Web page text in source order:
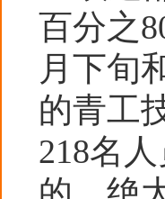
百分之
月下旬
的青工
218名